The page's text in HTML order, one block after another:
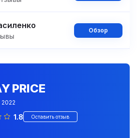
Обзор
PRICE
2022
1.8 Оставить отзыв